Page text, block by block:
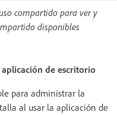
compartido para ver y
disponibles
de escritorio
para administrar la
al usar la aplicación de